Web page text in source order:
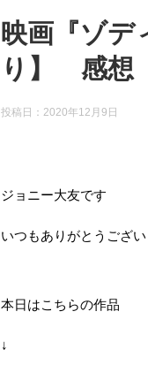
映画『ゾ
り】 感想
投稿日： 2020年12月9日
ジョニー大友です
いつもありがとうござ
本日はこちらの作品
↓